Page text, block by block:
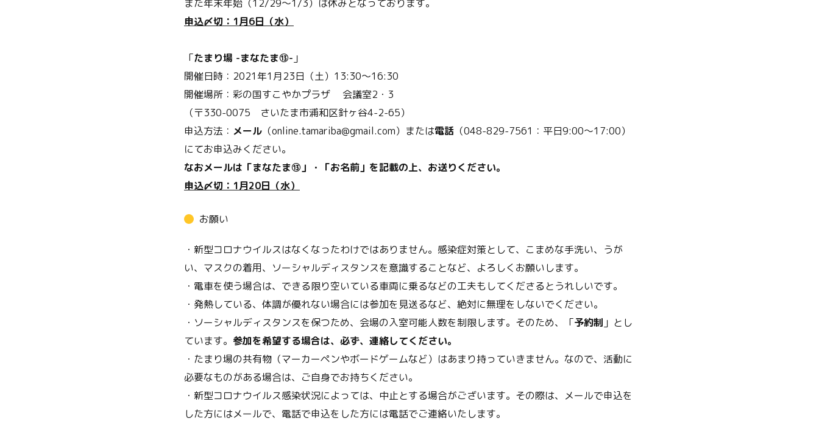
また年末年始（12/29～1/3）は休みとなっております。
申込〆切：1月6日（水）
「たまり場 -まなたま⑬- 」
開催日時：2021年1月23日（土）13:30～16:30
開催場所：彩の国すこやかプラザ 会議室2・3
（〒330-0075 さいたま市浦和区針ヶ谷4-2-65）
申込方法： メール （online.tamariba@gmail.com）または電話 （048-829-7561：平日9:00～17:00）
にてお申込みください。
なおメールは「まなたま⑬」・「お名前」を記載の上、お送りください。
申込〆切：1月20日（水）
お願い
・新型コロナウイルスはなくなったわけではありません。感染症対策として、こまめな手洗い、うが
い、マスクの着用、ソーシャルディスタンスを意識することなど、よろしくお願いします。
・電車を使う場合は、できる限り空いている車両に乗るなどの工夫もしてくださるとうれしいです。
・発熱している、体調が優れない場合には参加を見送るなど、絶対に無理をしないでください。
・ソーシャルディスタンスを保つため、会場の入室可能人数を制限します。そのため、「予約制 」とし
ています。 参加を希望する場合は、必ず、連絡してください。
・たまり場の共有物（マーカーペンやボードゲームなど）はあまり持っていきません。なので、活動に
必要なものがある場合は、ご自身でお持ちください。
・新型コロナウイルス感染状況によっては、中止とする場合がございます。その際は、メールで申込を
した方にはメールで、電話で申込をした方には電話でご連絡いたします。